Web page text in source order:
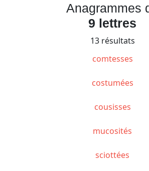
Anagrammes
9 lettres
13 résultats
comtesses
costumées
cousisses
mucosités
sciottées